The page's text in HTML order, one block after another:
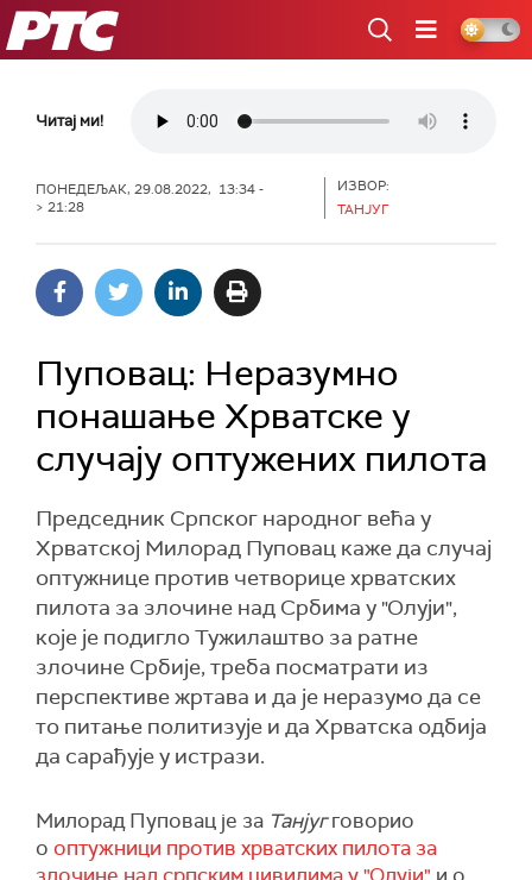
РТС
Читај ми!
ПОНЕДЕЉАК, 29.08.2022, 13:34 -
> 21:28
ИЗВОР:
ТАНЈУГ
Пуповац: Неразумно
понашање Хрватске у
случају оптужених пилота
Председник Српског народног већа у
Хрватској Милорад Пуповац каже да случај
оптужнице против четворице хрватских
пилота за злочине над Србима у "Олуји",
које је подигло Тужилаштво за ратне
злочине Србије, треба посматрати из
перспективе жртава и да је неразумо да се
то питање политизује и да Хрватска одбија
да сарађује у истрази.
Милорад Пуповац је за Танјугговорио
о оптужници против хрватских пилота за